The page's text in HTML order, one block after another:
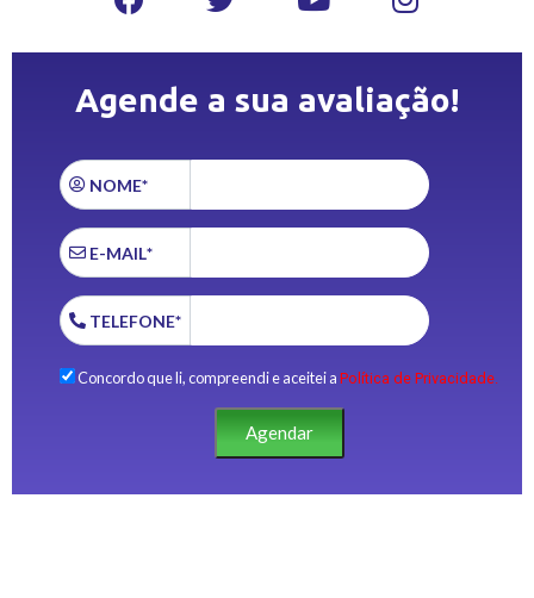
Agende a sua avaliação!
NOME*
E-MAIL*
TELEFONE*
Concordo que li, compreendi e aceitei a Política de Privacidade.
Agendar